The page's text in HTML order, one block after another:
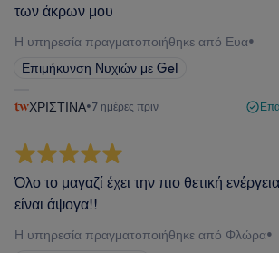
των άκρων μου
Η υπηρεσία πραγματοποιήθηκε από Ευα•
Επιμήκυνση Νυχιών με Gel
ΧΡΙΣΤΙΝΑ•7 ημέρες πριν
Όλο το μαγαζί έχει την πιο θετική
είναι άψογα!!
Η υπηρεσία πραγματοποιήθηκε από Φλώρα•